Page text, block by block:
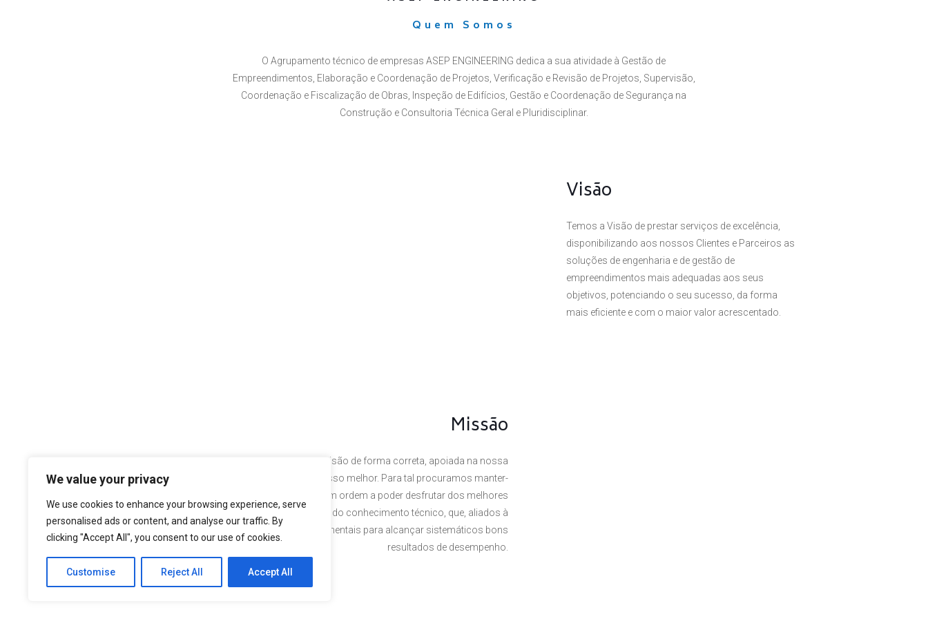
We value your privacy
We use cookies to enhance your browsing experience, serve
personalised ads or content, and analyse our traffic. By
clicking "Accept All", you consent to our use of cookies.
Customise Reject All Accept All
Quem Somos
O Agrupamento técnico de empresas ASEP ENGINEERING dedica a sua atividade à Gestão de
Empreendimentos, Elaboração e Coordenação de Projetos, Verificação e Revisão de Projetos, Supervisão,
Coordenação e Fiscalização de Obras, Inspeção de Edifícios, Gestão e Coordenação de Segurança na
Construção e Consultoria Técnica Geral e Pluridisciplinar.
Visão
Temos a Visão de prestar serviços de excelência,
disponibilizando aos nossos Clientes e Parceiros as
soluções de engenharia e de gestão de
empreendimentos mais adequadas aos seus
objetivos, potenciando o seu sucesso, da forma
mais eficiente e com o maior valor acrescentado.
Missão
Temos por Missão desempenhar a nossa visão de forma correta, apoiada na nossa
cultura organizacional, dando sempre o nosso melhor. Para tal procuramos manter-
nos atualizados face ao estado da arte, em ordem a poder desfrutar dos melhores
níveis de eficiência e de elevado domínio do conhecimento técnico, que, aliados à
nossa larga experiência são fundamentais para alcançar sistemáticos bons
resultados de desempenho.